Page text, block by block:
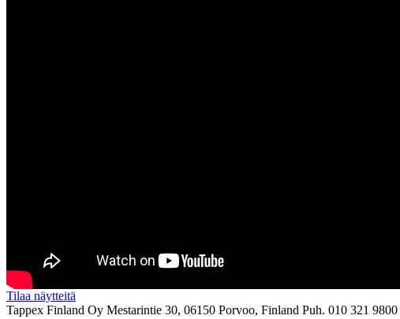
Tilaa näytteitä
Tappex Finland Oy Mestarintie 30, 06150 Porvoo, Finland Puh. 010 321 9800